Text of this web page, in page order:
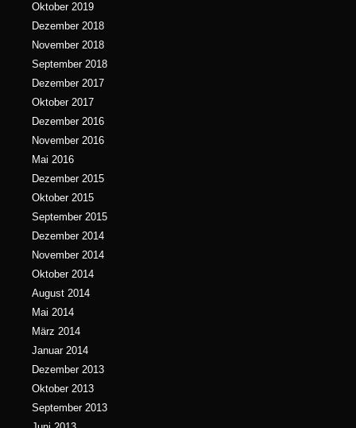
Oktober 2019
Dezember 2018
November 2018
September 2018
Dezember 2017
Oktober 2017
Dezember 2016
November 2016
Mai 2016
Dezember 2015
Oktober 2015
September 2015
Dezember 2014
November 2014
Oktober 2014
August 2014
Mai 2014
März 2014
Januar 2014
Dezember 2013
Oktober 2013
September 2013